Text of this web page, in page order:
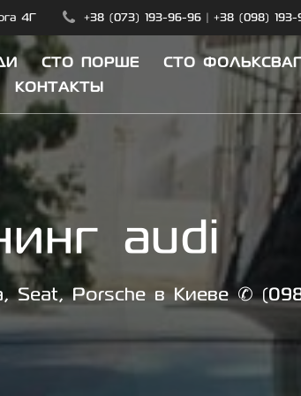
4Г +38 (073) 193-96-96| +38 (098) 193-
СТО ПОРШЕ СТО
КОНТАКТЫ
audi
Seat, Porsche в Киеве ✆